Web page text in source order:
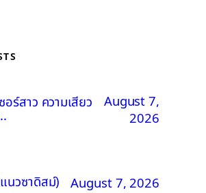
ร์สาว ความเสียว
August 7,
2026
นวซาดิสม์) August 7, 2026